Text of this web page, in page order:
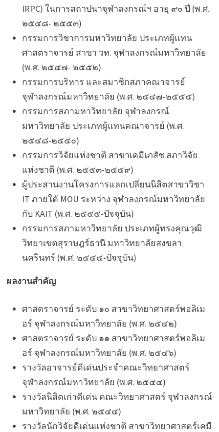
IRPC) ในการสถาปนาจุฬาลงกรณ์ฯ อายุ ๙๐ ปี (พ.ศ.
๒๕๔๘- ๒๕๕๓)
กรรมการวิชาการมหาวิทยาลัย ประเภทผู้แทน
ศาสตราจารย์ สาขา วท. จุฬาลงกรณ์มหาวิทยาลัย
(พ.ศ. ๒๕๔๗- ๒๕๕๒)
กรรมการบริหาร และสมาชิกสภาคณาจารย์
จุฬาลงกรณ์มหาวิทยาลัย (พ.ศ. ๒๕๔๗-๒๕๕๕)
กรรมการสภามหาวิทยาลัย จุฬาลงกรณ์
มหาวิทยาลัย ประเภทผู้แทนคณาจารย์ (พ.ศ.
๒๕๔๘-๒๕๕๐)
กรรมการวิจัยแห่งชาติ สาขาเคมีเภสัช สภาวิจัย
แห่งชาติ (พ.ศ. ๒๕๕๓-๒๕๕๙)
ผู้ประสานงานโครงการแลกเปลี่ยนนิสิตสาขาวิชา
IT ภายใต้ MOU ระหว่าง จุฬาลงกรณ์มหาวิทยาลัย
กับ KAIT (พ.ศ. ๒๕๕๕-ปัจจุบัน)
กรรมการสภามหาวิทยาลัย ประเภทผู้ทรงคุณวุฒิ
วิทยาเขตสุราษฎร์ธานี มหาวิทยาลัยสงขลา
นครินทร์ (พ.ศ. ๒๕๕๕-ปัจจุบัน)
ผลงานสำคัญ
ศาสตราจารย์ ระดับ ๑๐ สาขาวิทยาศาสตร์พอลิเม
อร์ จุฬาลงกรณ์มหาวิทยาลัย (พ.ศ. ๒๕๔๒)
ศาสตราจารย์ ระดับ ๑๑ สาขาวิทยาศาสตร์พอลิเม
อร์ จุฬาลงกรณ์มหาวิทยาลัย (พ.ศ. ๒๕๔๖)
รางวัลอาจารย์ดีเด่นประจำคณะวิทยาศาสตร์
จุฬาลงกรณ์มหาวิทยาลัย (พ.ศ. ๒๕๔๔)
รางวัลนิสิตเก่าดีเด่น คณะวิทยาศาสตร์ จุฬาลงกรณ์
มหาวิทยาลัย (พ.ศ. ๒๕๔๔)
รางวัลนักวิจัยดีเด่นแห่งชาติ สาขาวิทยาศาสตร์เคมี